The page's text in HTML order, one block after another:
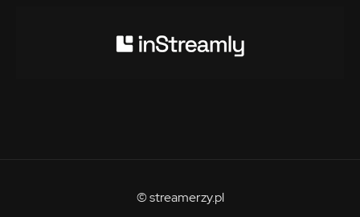
© streamerzy.pl